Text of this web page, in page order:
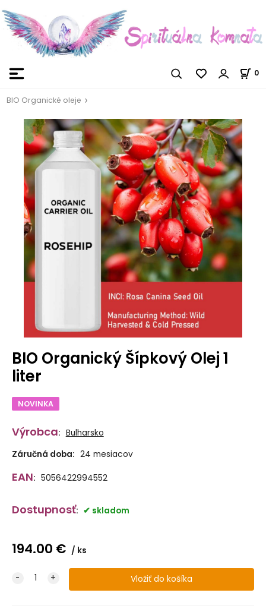
0
BIO Organické oleje
BIO Organický Šípkový Olej 1
liter
NOVINKA
Výrobca: Bulharsko
Záručná doba: 24 mesiacov
EAN: 5056422994552
Dostupnosť: skladom
194.00 € ks